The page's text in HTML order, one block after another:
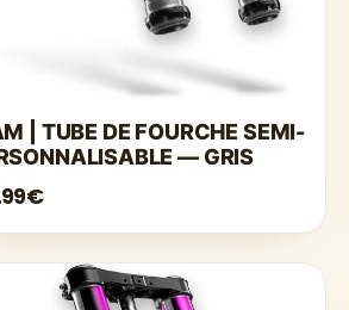
| TUBE DE FOURCHE SEMI-
— GRIS